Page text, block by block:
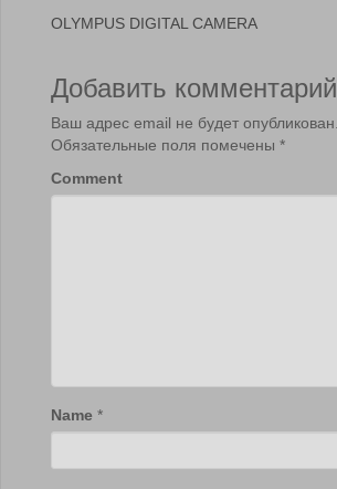
OLYMPUS DIGITAL CAMERA
Добавить комментарий
Ваш адрес email не будет опубликован.
Обязательные поля помечены *
Comment
Name *